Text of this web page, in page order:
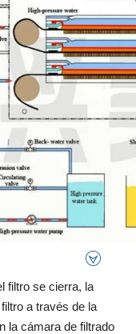
filtro se cierra, la
a través de la
la cámara de filtrado